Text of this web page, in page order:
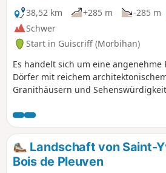
38,52 km
+285 m -285 m
Schwer
Start in Guiscriff (Morbihan)
Es handelt sich um eine angenehme
Dörfer mit reichem
Granithäusern und
und nicht zu vergessen der
Außerdem bietet sie Ihnen herrliche
insbesondere entlang der D187
Guiscriff.Landschaft von Saint-
Bois de Pleuven